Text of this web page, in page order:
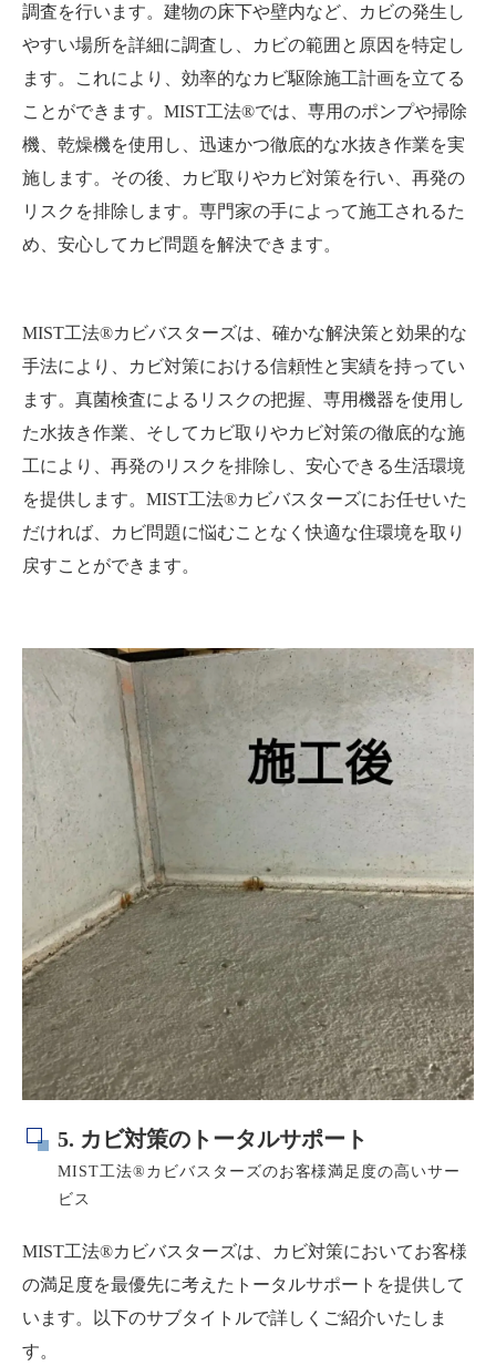
調査を行います。建物の床下や壁内など、カビの発生し
やすい場所を詳細に調査し、カビの範囲と原因を特定し
ます。これにより、効率的なカビ駆除施工計画を立てる
ことができます。MIST工法®では、専用のポンプや掃除
機、乾燥機を使用し、迅速かつ徹底的な水抜き作業を実
施します。その後、カビ取りやカビ対策を行い、再発の
リスクを排除します。専門家の手によって施工されるた
め、安心してカビ問題を解決できます。
MIST工法®カビバスターズは、確かな解決策と効果的な
手法により、カビ対策における信頼性と実績を持ってい
ます。真菌検査によるリスクの把握、専用機器を使用し
た水抜き作業、そしてカビ取りやカビ対策の徹底的な施
工により、再発のリスクを排除し、安心できる生活環境
を提供します。MIST工法®カビバスターズにお任せいた
だければ、カビ問題に悩むことなく快適な住環境を取り
戻すことができます。
5. カビ対策のトータルサポート
MIST工法®カビバスターズのお客様満足度の高いサー
ビス
MIST工法®カビバスターズは、カビ対策においてお客様
の満足度を最優先に考えたトータルサポートを提供して
います。以下のサブタイトルで詳しくご紹介いたしま
す。